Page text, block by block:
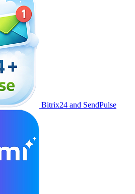
Bitrix24 and SendPulse